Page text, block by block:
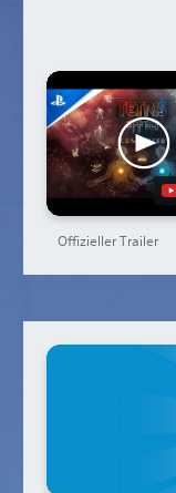
Offizieller Trailer